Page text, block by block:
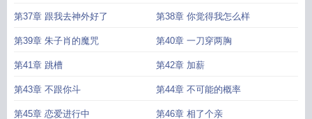
第37章 跟我去神外好了 第38章 你觉得我怎么样
第39章 朱子肖的魔咒 第40章 一刀穿两胸
第41章 跳槽 第42章 加薪
第43章 不跟你斗 第44章 不可能的概率
第45章 恋爱进行中 第46章 相了个亲